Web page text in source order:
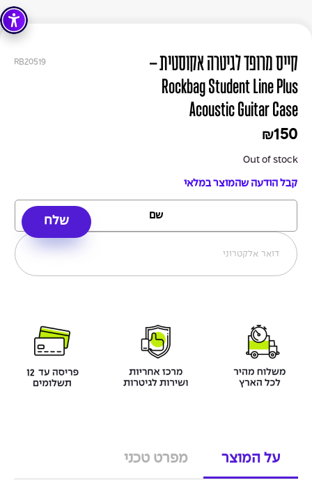
RB20519
קייס מרופד לגיטרה אקוסטית –
Rockbag Student Line Plus
Acoustic Guitar Case
₪150
Out of stock
קבל הודעה שהמוצר במלאי
על המוצר מפרט טכני